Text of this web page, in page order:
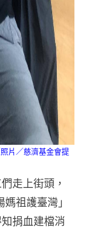
片／慈濟基金會提
走上街頭，
祖護臺灣」
捐血建檔消